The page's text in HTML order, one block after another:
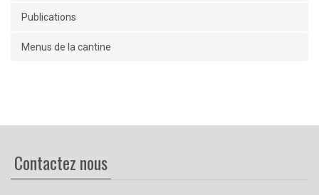
Publications
Menus de la cantine
Contactez nous